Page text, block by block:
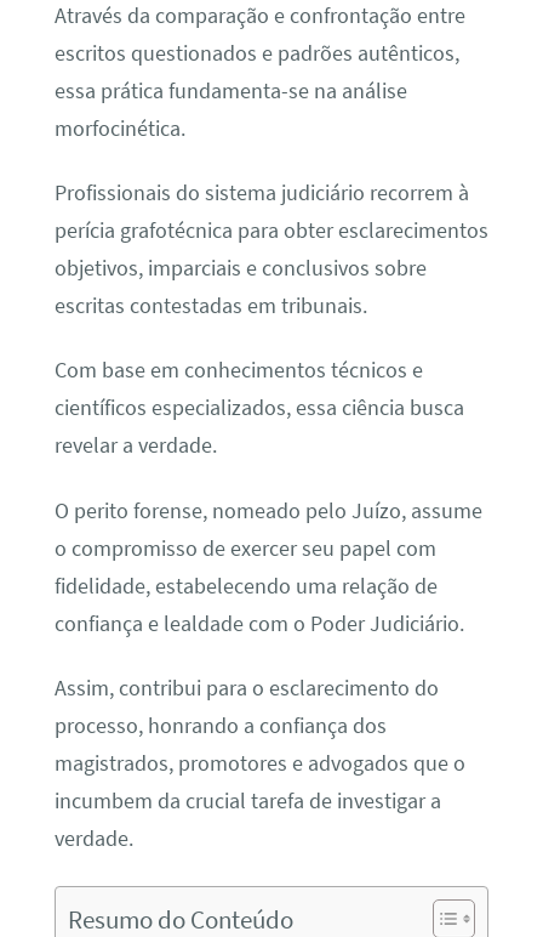
Através da comparação e confrontação entre
escritos questionados e padrões autênticos,
essa prática fundamenta-se na análise
morfocinética.
Profissionais do sistema judiciário recorrem à
perícia grafotécnica para obter esclarecimentos
objetivos, imparciais e conclusivos sobre
escritas contestadas em tribunais.
Com base em conhecimentos técnicos e
científicos especializados, essa ciência busca
revelar a verdade.
O perito forense, nomeado pelo Juízo, assume
o compromisso de exercer seu papel com
fidelidade, estabelecendo uma relação de
confiança e lealdade com o Poder Judiciário.
Assim, contribui para o esclarecimento do
processo, honrando a confiança dos
magistrados, promotores e advogados que o
incumbem da crucial tarefa de investigar a
verdade.
Resumo do Conteúdo